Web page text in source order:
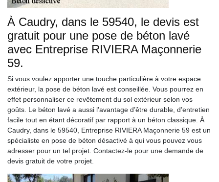
À Caudry, dans le 59540, le devis est
gratuit pour une pose de béton lavé
avec Entreprise RIVIERA Maçonnerie
59.
Si vous voulez apporter une touche particulière à votre espace
extérieur, la pose de béton lavé est conseillée. Vous pourrez en
effet personnaliser ce revêtement du sol extérieur selon vos
goûts. Le béton lavé a aussi l’avantage d’être durable, d’entretien
facile tout en étant décoratif par rapport à un béton classique. À
Caudry, dans le 59540, Entreprise RIVIERA Maçonnerie 59 est un
spécialiste en pose de béton désactivé à qui vous pouvez vous
adresser pour un tel projet. Contactez-le pour une demande de
devis gratuit de votre projet.